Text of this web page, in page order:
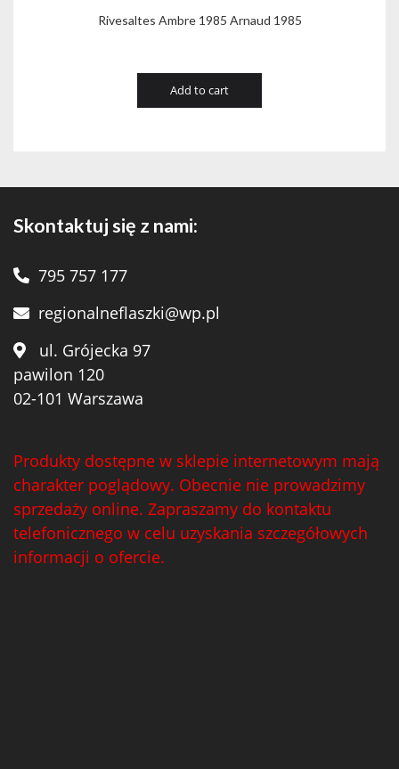
Rivesaltes Ambre 1985 Arnaud 1985
Add to cart
Skontaktuj się z nami:
795 757 177
regionalneflaszki@wp.pl
ul. Grójecka 97
pawilon 120
02-101 Warszawa
Produkty dostępne w sklepie internetowym mają
charakter poglądowy. Obecnie nie prowadzimy
sprzedaży online. Zapraszamy do kontaktu
telefonicznego w celu uzyskania szczegółowych
informacji o ofercie.